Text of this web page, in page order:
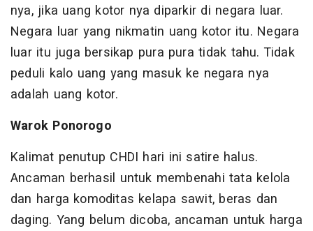
nya, jika uang kotor nya diparkir di negara luar.
Negara luar yang nikmatin uang kotor itu. Negara
luar itu juga bersikap pura pura tidak tahu. Tidak
peduli kalo uang yang masuk ke negara nya
adalah uang kotor.
Warok Ponorogo
Kalimat penutup CHDI hari ini satire halus.
Ancaman berhasil untuk membenahi tata kelola
dan harga komoditas kelapa sawit, beras dan
daging. Yang belum dicoba, ancaman untuk harga